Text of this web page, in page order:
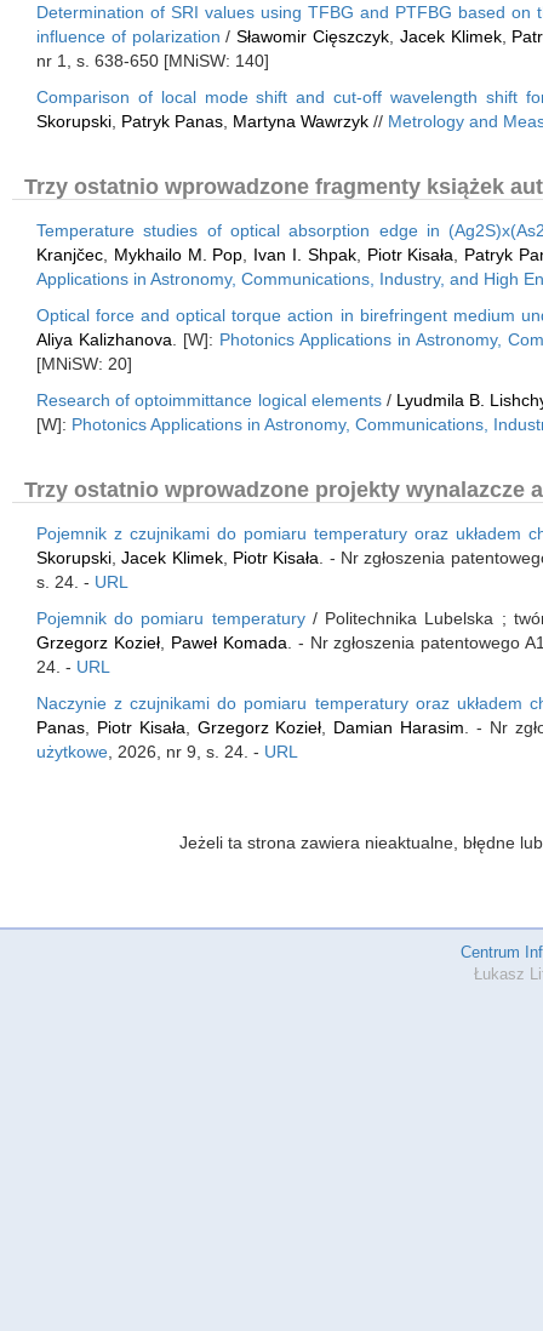
Determination of SRI values using TFBG and PTFBG based
influence of polarization /Sławomir Cięszczyk Jacek Klimek,
nr 1, s. 638-650 [MNiSW: 140]
Comparison of local mode shift and cut-off wavelength shift
Skorupski Patryk Panas Martyna Wawrzyk // Metrology and
Trzy ostatnio wprowadzone fragmenty książek
Temperature studies of optical absorption edge in
Kranjčec
Mykhailo M. Pop Ivan I. Shpak, Piotr Kisała
Patryk
Applications in Astronomy, Communications, Industry, and High
Optical force and optical torque action in birefringent medium
Aliya Kalizhanova . [W]: Photonics Applications in Astronomy,
[MNiSW: 20]
Research of optoimmittance logical elements/ Lyudmila B.
[W]: Photonics Applications in Astronomy, Communications,
Trzy ostatnio wprowadzone projekty wynalazcze
Pojemnik z czujnikami do pomiaru temperatury oraz układem
Skorupski ,Jacek Klimek, Piotr Kisała . - Nr zgłoszenia
s. 24. - URL
Pojemnik do pomiaru temperatury/ Politechnika Lubelska ;
Grzegorz Kozieł, Paweł Komada . - Nr zgłoszenia patentowego
24. - URL
Naczynie z czujnikami do pomiaru temperatury oraz układem
Panas
Piotr Kisała Grzegorz Kozieł Damian Harasim . - Nr
użytkowe , 2026, nr 9, s. 24. - URL
Jeżeli ta strona zawiera nieaktualne, błędne
Centrum
Łukasz